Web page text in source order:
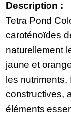
Description :
Tetra Pond
caroténoïdes
naturellement
jaune et
les
constructives,
éléments